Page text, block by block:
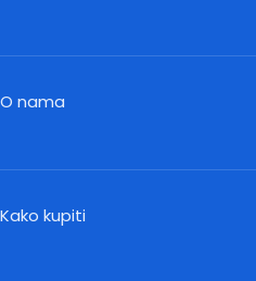
O nama
Kako kupiti